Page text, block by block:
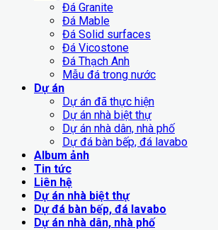
Đá Granite
Đá Mable
Đá Solid surfaces
Đá Vicostone
Đá Thạch Anh
Mẫu đá trong nước
Dự án
Dự án đã thực hiện
Dự án nhà biệt thự
Dự án nhà dân, nhà phố
Dự đá bàn bếp, đá lavabo
Album ảnh
Tin tức
Liên hệ
Dự án nhà biệt thự
Dự đá bàn bếp, đá lavabo
Dự án nhà dân, nhà phố